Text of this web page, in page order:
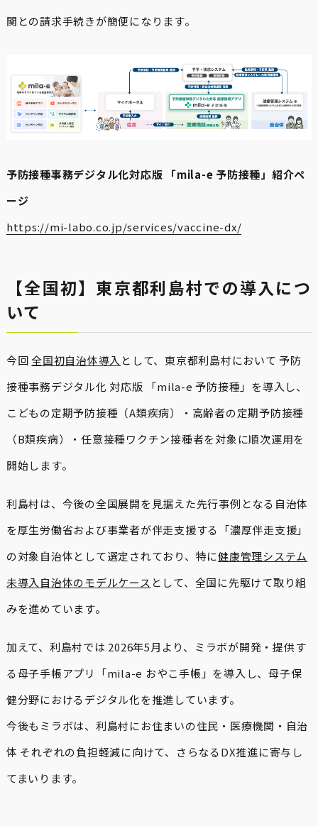
関との請求手続きが簡便になります。
予防接種事務デジタル化対応版 「mila-e 予防接種」紹介ペ
ージ
https://mi-labo.co.jp/services/vaccine-dx/
【全国初】東京都利島村での導入につ
いて
今回全国初自治体導入 として、東京都利島村において 予防
接種事務デジタル化 対応版 「mila-e 予防接種」を導入し、
こどもの定期予防接種（A類疾病）・高齢者の定期予防接種
（B類疾病）・任意接種ワクチン接種者を対象に順次運用を
開始します。
利島村は、今後の全国展開を見据えた先行事例となる自治体
を厚生労働省および事業者が伴走支援する「濃厚伴走支援」
の対象自治体として選定されており、特に健康管理システム
未導入自治体のモデルケース として、全国に先駆けて取り組
みを進めています。
加えて、利島村では 2026年5月より、ミラボが開発・提供す
る母子手帳アプリ「mila-e おやこ手帳」を導入し、母子保
健分野におけるデジタル化を推進しています。
今後もミラボは、利島村にお住まいの住民・医療機関・自治
体 それぞれの負担軽減に向けて、さらなるDX推進に寄与し
てまいります。